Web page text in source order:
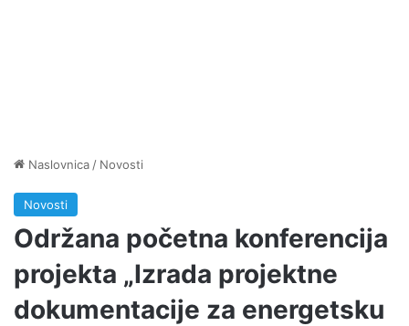
Naslovnica / Novosti
Novosti
Održana početna konferencija
projekta „Izrada projektne
dokumentacije za energetsku